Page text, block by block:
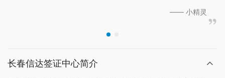
—— 小精灵
长春信达签证中心简介